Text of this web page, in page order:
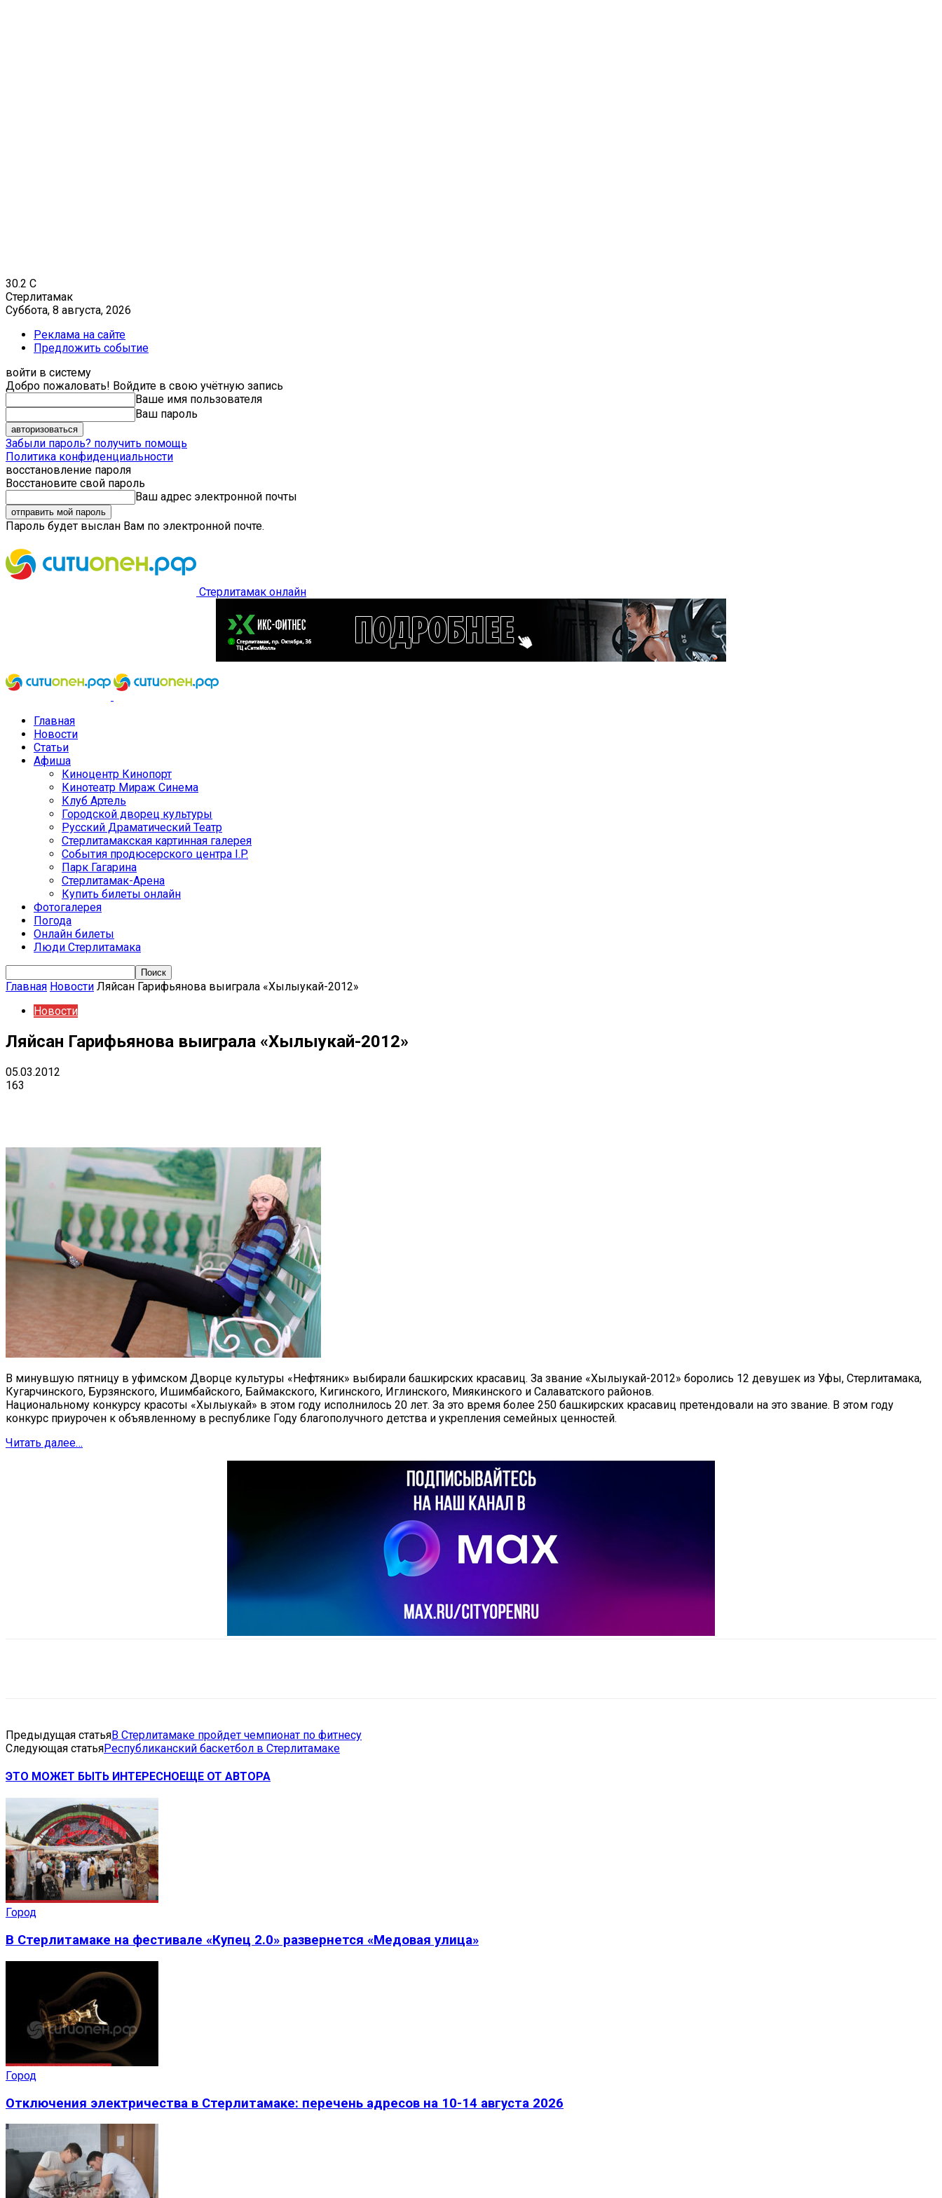
30.2 C
Стерлитамак
Суббота, 8 августа, 2026
Реклама на сайте
Предложить событие
войти в систему
Добро пожаловать! Войдите в свою учётную запись
Ваше имя пользователя
Ваш пароль
Забыли пароль? получить помощь
Политика конфиденциальности
восстановление пароля
Восстановите свой пароль
Ваш адрес электронной почты
Пароль будет выслан Вам по электронной почте.
Стерлитамак онлайн
Главная
Новости
Статьи
Афиша
Киноцентр Кинопорт
Кинотеатр Мираж Синема
Клуб Артель
Городской дворец культуры
Русский Драматический Театр
Стерлитамакская картинная галерея
События продюсерского центра I.P.
Парк Гагарина
Стерлитамак-Арена
Купить билеты онлайн
Фотогалерея
Погода
Онлайн билеты
Люди Стерлитамака
Главная Новости Ляйсан Гарифьянова выиграла «Хылыукай-2012»
Новости
Ляйсан Гарифьянова выиграла «Хылыукай-2012»
05.03.2012
163
В минувшую пятницу в уфимском Дворце культуры «Нефтяник» выбирали башкирских красавиц. За звание «Хылыукай-2012» боролись 12 девушек из Уфы, Стерлитамака,
Кугарчинского, Бурзянского, Ишимбайского, Баймакского, Кигинского, Иглинского, Миякинского и Салаватского районов.
Национальному конкурсу красоты «Хылыукай» в этом году исполнилось 20 лет. За это время более 250 башкирских красавиц претендовали на это звание. В этом году
конкурс приурочен к объявленному в республике Году благополучного детства и укрепления семейных ценностей.
Читать далее…
Предыдущая статьяВ Стерлитамаке пройдет чемпионат по фитнесу
Следующая статьяРеспубликанский баскетбол в Стерлитамаке
ЭТО МОЖЕТ БЫТЬ ИНТЕРЕСНОЕЩЕ ОТ АВТОРА
Город
В Стерлитамаке на фестивале «Купец 2.0» развернется «Медовая улица»
Город
Отключения электричества в Стерлитамаке: перечень адресов на 10-14 августа 2026